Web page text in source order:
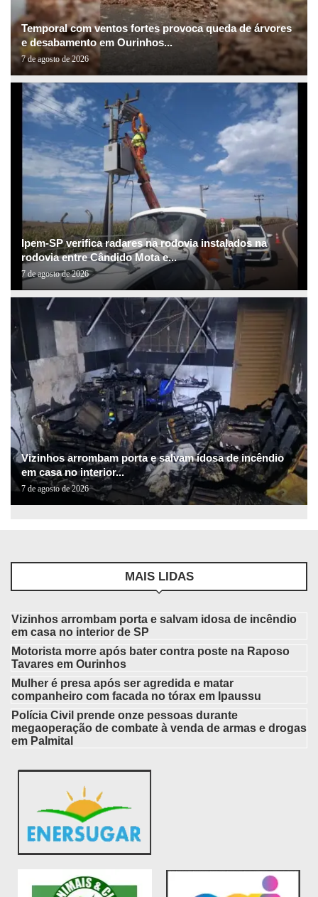
Temporal com ventos fortes provoca queda de árvores
e desabamento em Ourinhos...
7 de agosto de 2026
Ipem-SP verifica radares na rodovia instalados na
rodovia entre Cândido Mota e...
7 de agosto de 2026
Vizinhos arrombam porta e salvam idosa de incêndio
em casa no interior...
7 de agosto de 2026
MAIS LIDAS
Vizinhos arrombam porta e salvam idosa de incêndio
em casa no interior de SP
Motorista morre após bater contra poste na Raposo
Tavares em Ourinhos
Mulher é presa após ser agredida e matar
companheiro com facada no tórax em Ipaussu
Polícia Civil prende onze pessoas durante
megaoperação de combate à venda de armas e drogas
em Palmital